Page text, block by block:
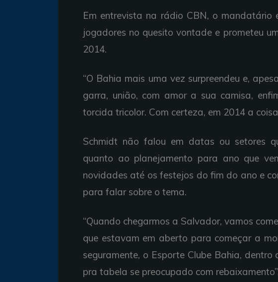
Em entrevista na rádio CBN, o mandatário
jogadores no quesito vontade e prometeu
2014.
“O Bahia mais uma vez surpreendeu e,
garra, união, com amor a sua camisa,
torcida tricolor. Com certeza, em 2014 a
Schmidt não falou em datas ou setores
quanto ao planejamento para ano que
novidades até os festejos do fim do ano e
para falar sobre o tema.
“Quando chegarmos a Salvador, vamos
que estavam em aberto para começar a
seguramente, o Esporte Clube Bahia,
pra tabela se preocupado com